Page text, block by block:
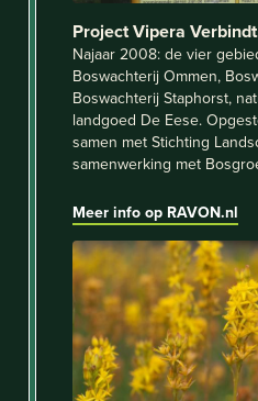
Project Vipera
Najaar 2008: de vier
Boswachterij Ommen,
Boswachterij Staphorst,
landgoed De Eese.
samen met Stichting
samenwerking met
Meer info op RAVON.nl